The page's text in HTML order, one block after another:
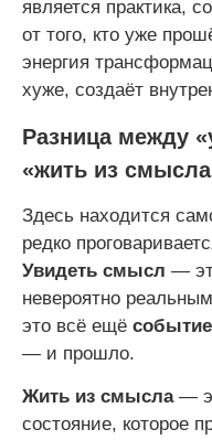
является практика,
от того, кто уже
энергия
хуже, создаёт
Разница между
«жить из
Здесь находится
редко
Увидеть смысл —
невероятно
это всё ещё
— и прошло.
Жить из смысла—
состояние, которое